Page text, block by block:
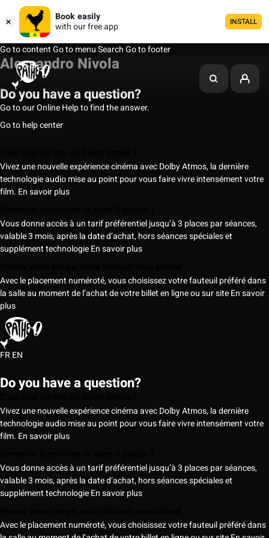
Book easily
with our free app
INSTALL
Go to contentGo to menuSearchGo to footer
Alessandro Nivola
Do you have a question?
Go to our Online Help to find the answer.
Go to help center
Vivez une nouvelle expérience cinéma avec Dolby Atmos, la dernière
technologie audio mise au point pour vous faire vivre intensément votre
film. En savoir plus
Vous donne accès à un tarif préférentiel jusqu’à 3 places par séances,
valable 3 mois, après la date d’achat, hors séances spéciales et
supplément technologieEn savoir plus
Avec le placement numéroté, vous choisissez votre fauteuil préféré dans
la salle au moment de l’achat de votre billet en ligne ou sur siteEn savoir
plus
FREN
Do you have a question?
Vivez une nouvelle expérience cinéma avec Dolby Atmos, la dernière
technologie audio mise au point pour vous faire vivre intensément votre
film. En savoir plus
Vous donne accès à un tarif préférentiel jusqu’à 3 places par séances,
valable 3 mois, après la date d’achat, hors séances spéciales et
supplément technologieEn savoir plus
Avec le placement numéroté, vous choisissez votre fauteuil préféré dans